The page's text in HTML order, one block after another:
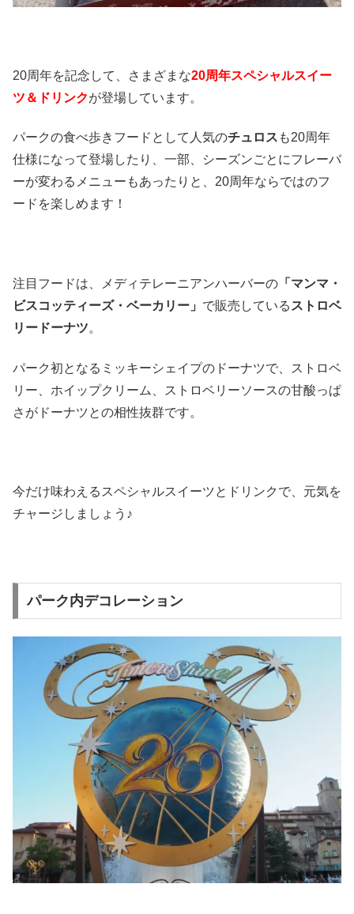
20周年を記念して、さまざまな20周年スペシャルスイー
ツ＆ドリンクが登場しています。
パークの食べ歩きフードとして人気のチュロス も20周年
仕様になって登場したり、一部、シーズンごとにフレーバ
ーが変わるメニューもあったりと、20周年ならではのフ
ードを楽しめます！
注目フードは、メディテレーニアンハーバーの 「マンマ・
ビスコッティーズ・ベーカリー」 で販売している ストロベ
リードーナツ。
パーク初となるミッキーシェイプのドーナツで、ストロベ
リー、ホイップクリーム、ストロベリーソースの甘酸っぱ
さがドーナツとの相性抜群です。
今だけ味わえるスペシャルスイーツとドリンクで、元気を
チャージしましょう♪
パーク内デコレーション